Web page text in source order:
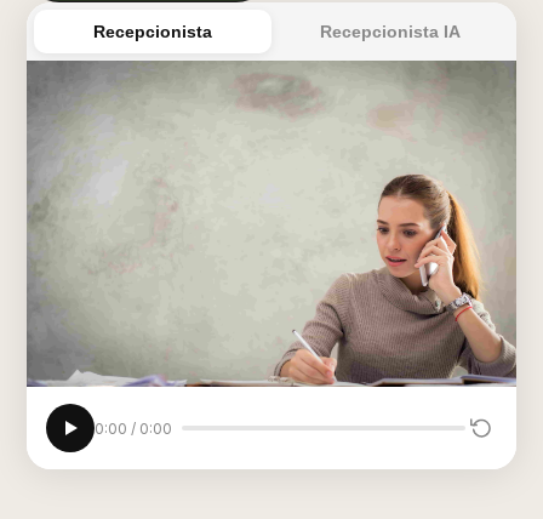
Recepcionista Recepcionista IA
0:00 / 0:00